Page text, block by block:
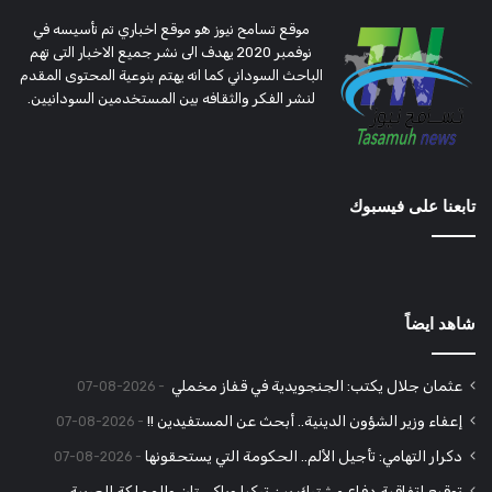
موقع تسامح نيوز هو موقع اخباري تم تأسيسه في
نوفمبر 2020 يهدف الى نشر جميع الاخبار التى تهم
الباحث السوداني كما انه يهتم بنوعية المحتوى المقدم
لنشر الفكر والثقافه بين المستخدمين السودانيين.
تابعنا على فيسبوك
شاهد ايضاً
عثمان جلال يكتب: الجنجويدية في قفاز مخملي 2026-08-07
إعفاء وزير الشؤون الدينية.. أبحث عن المستفيدين !! 2026-08-07
دكرار التهامي: تأجيل الألم.. الحكومة التي يستحقونها 2026-08-07